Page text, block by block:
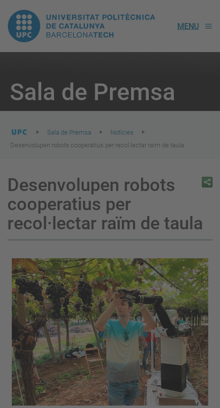
UPC.
Universitat
de
Catalunya
MENU
Sala de Premsa
here:
Sala de Premsa
Notícies
Desenvolupen robots cooperatius per recol·lectar raïm de taula
Desenvolupen robots
cooperatius per
recol·lectar raïm de taula